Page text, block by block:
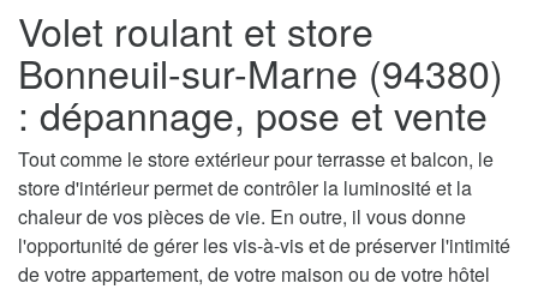
Volet roulant et store
Bonneuil-sur-Marne (94380)
: dépannage, pose et vente
Tout comme le store extérieur pour terrasse et balcon, le
store d'intérieur permet de contrôler la luminosité et la
chaleur de vos pièces de vie. En outre, il vous donne
l'opportunité de gérer les vis-à-vis et de préserver l'intimité
de votre appartement, de votre maison ou de votre hôtel